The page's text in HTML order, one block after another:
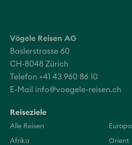
Vögele Reisen AG
Baslerstrasse 60
CH-8048 Zürich
Telefon +41 43 960 86 10
E-Mail info@voegele-reisen.ch
Reiseziele
Alle Reisen Europa
Afrika Orient